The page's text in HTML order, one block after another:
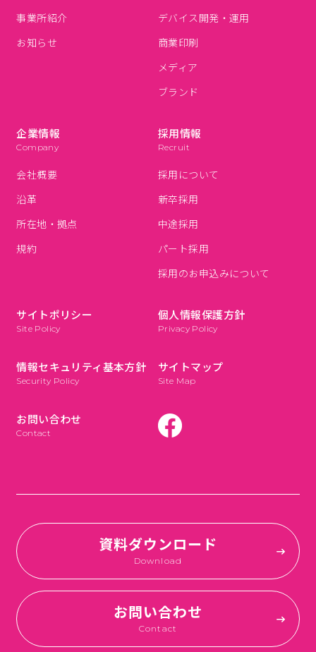
事業所紹介
お知らせ
デバイス開発・運用
商業印刷
メディア
ブランド
企業情報
Company
会社概要
沿革
所在地・拠点
規約
採用情報
Recruit
採用について
新卒採用
中途採用
パート採用
採用のお申込みについて
サイトポリシー
Site Policy
個人情報保護方針
Privacy Policy
情報セキュリティ基本方針
Security Policy
サイトマップ
Site Map
お問い合わせ
Contact
資料ダウンロード
Download
お問い合わせ
Contact